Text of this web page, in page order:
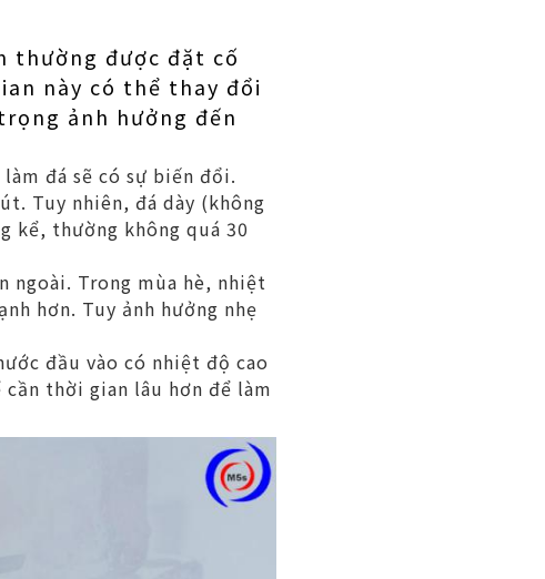
thường được đặt cố
này có thể thay đổi
ảnh hưởng đến
đá sẽ có sự biến đổi.
Tuy nhiên, đá dày (không
kể, thường không quá 30
ngoài. Trong mùa hè, nhiệt
hơn. Tuy ảnh hưởng nhẹ
đầu vào có nhiệt độ cao
thời gian lâu hơn để làm